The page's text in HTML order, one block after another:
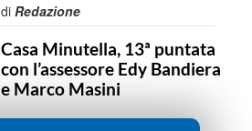
di Redazione
Casa Minutella, 13ª puntata
con l’assessore Edy Bandiera
e Marco Masini